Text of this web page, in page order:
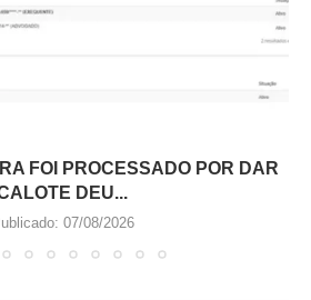
FOI PROCESSADO POR DAR
DEU...
07/08/2026